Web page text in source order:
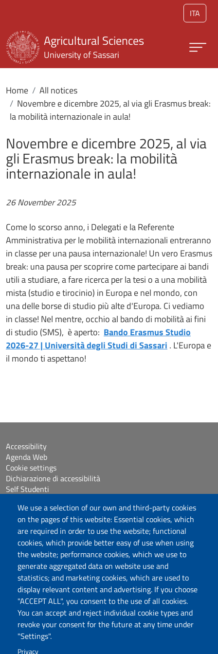
ITA
We use a selection of our own and third-party cookies
on the pages of this website: Essential cookies, which
are required in order to use the website; functional
cookies, which provide better easy of use when using
the website; performance cookies, which we use to
generate aggregated data on website use and
statistics; and marketing cookies, which are used to
display relevant content and advertising. If you choose
"ACCEPT ALL", you consent to the use of all cookies.
You can accept and reject individual cookie types and
revoke your consent for the future at any time under
"Settings".
Privacy
Agricultural Sciences
University of Sassari
Home
All notices
Novembre e dicembre 2025, al via gli Erasmus break:
la mobilità internazionale in aula!
Novembre e dicembre 2025, al via
gli Erasmus break: la mobilità
internazionale in aula!
26 November 2025
Come lo scorso anno, i Delegati e la Referente
Amministrativa per le mobilità internazionali entreranno
in classe per una pausa internazionale! Un vero Erasmus
break: una pausa per scoprire come partecipare ai bandi
utili a studiare, a fare ricerca per la tesi o a una mobilità
mista (studio e tirocinio) in Europa e nel mondo, con
una delle borse di studio più alte d'Europa. Ci vediamo
in classe! Nel mentre, occhio al bando di mobilità ai fini
di studio (SMS), è aperto: Bando Erasmus Studio
2026-27 | Università degli Studi di Sassari . L'Europa e
il mondo ti aspettano!
Università degli Studi di Sassari
Dipartimento di Agraria
Viale Italia 39/a, 07100 Sassari
Tel. +39 079 229204
Accessibility
Agenda Web
Cookie settings
Dichiarazione di accessibilità
Self Studenti
eUniss
Calls
Posta elettronica @uniss.it
Protocollo
Follow us